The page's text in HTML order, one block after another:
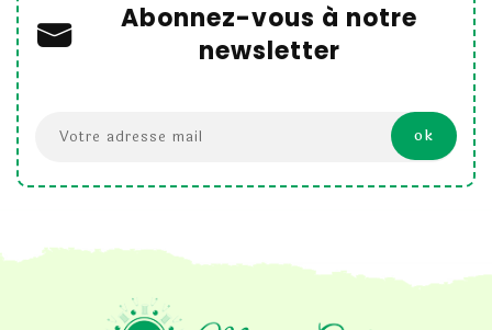
Abonnez-vous à notre
newsletter